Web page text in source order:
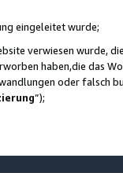
eingeleitet wurde;
verwiesen wurde,
haben,die das
oder falsch
”);